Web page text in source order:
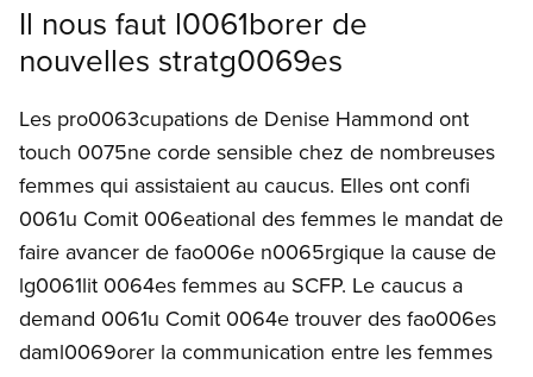
Il nous faut l0061borer de
nouvelles stratg0069es
Les pro0063cupations de Denise Hammond ont
touch 0075ne corde sensible chez de nombreuses
femmes qui assistaient au caucus. Elles ont confi
0061u Comit 006eational des femmes le mandat de
faire avancer de fao006e n0065rgique la cause de
lg0061lit 0064es femmes au SCFP. Le caucus a
demand 0061u Comit 0064e trouver des fao006es
daml0069orer la communication entre les femmes